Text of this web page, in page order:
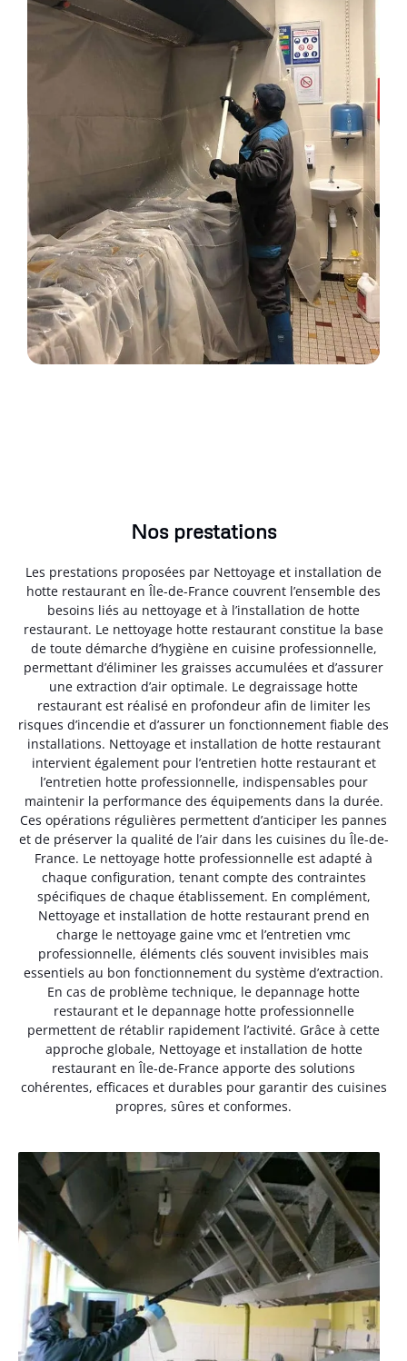
Nos prestations
Les prestations proposées par Nettoyage et installation de
hotte restaurant en Île-de-France couvrent l’ensemble des
besoins liés au nettoyage et à l’installation de hotte
restaurant. Le nettoyage hotte restaurant constitue la base
de toute démarche d’hygiène en cuisine professionnelle,
permettant d’éliminer les graisses accumulées et d’assurer
une extraction d’air optimale. Le degraissage hotte
restaurant est réalisé en profondeur afin de limiter les
risques d’incendie et d’assurer un fonctionnement fiable des
installations. Nettoyage et installation de hotte restaurant
intervient également pour l’entretien hotte restaurant et
l’entretien hotte professionnelle, indispensables pour
maintenir la performance des équipements dans la durée.
Ces opérations régulières permettent d’anticiper les pannes
et de préserver la qualité de l’air dans les cuisines du Île-de-
France. Le nettoyage hotte professionnelle est adapté à
chaque configuration, tenant compte des contraintes
spécifiques de chaque établissement. En complément,
Nettoyage et installation de hotte restaurant prend en
charge le nettoyage gaine vmc et l’entretien vmc
professionnelle, éléments clés souvent invisibles mais
essentiels au bon fonctionnement du système d’extraction.
En cas de problème technique, le depannage hotte
restaurant et le depannage hotte professionnelle
permettent de rétablir rapidement l’activité. Grâce à cette
approche globale, Nettoyage et installation de hotte
restaurant en Île-de-France apporte des solutions
cohérentes, efficaces et durables pour garantir des cuisines
propres, sûres et conformes.